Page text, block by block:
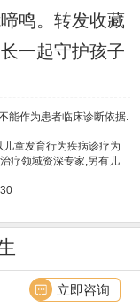
鸣。转发收藏
一起守护孩子
作为患者临床诊断依据.
童发育行为疾病诊疗为
疗领域资深专家,另有儿
立即咨询